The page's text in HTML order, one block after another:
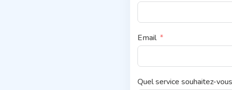
Email
Quel service souhaitez-